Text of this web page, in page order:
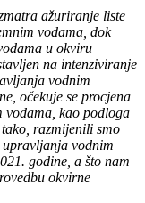
ažuriranje liste
vodama, dok
u okviru
na intenziviranje
vodnim
očekuje se procjena
vodama, kao podloga
razmijenili smo
upravljanja vodnim
godine, a što nam
okvirne